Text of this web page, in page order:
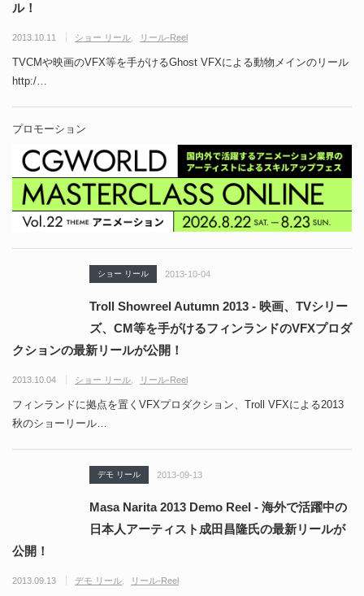
ル！
2013.10.11 ショー リール リール-Reel
TVCMや映画のVFX等を手がけるGhost VFXによる動物メインのリール
http:/…
プロモーション
ショー リール 2013-10-04
Troll Showreel Autumn 2013 - 映画、TVシリー
ズ、CM等を手がけるフィンランドのVFXプロダ
クションの最新リールが公開！
2013.10.04 ショー リール リール-Reel
フィンランドに拠点を置くVFXプロダクション、Troll VFXによる2013
秋のショーリール…
デモ リール 2013-09-13
Masa Narita 2013 Demo Reel - 海外で活躍中の
日本人アーティスト成田昌隆氏の最新リールが
公開！
2013.09.13 デモ リール リール-Reel